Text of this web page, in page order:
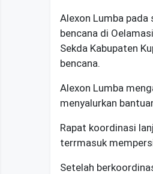
Alexon Lumba
bencana di
Sekda Kabupaten
bencana.
Alexon Lumba
menyalurkan
Rapat koordinasi
terrmasuk
Setelah